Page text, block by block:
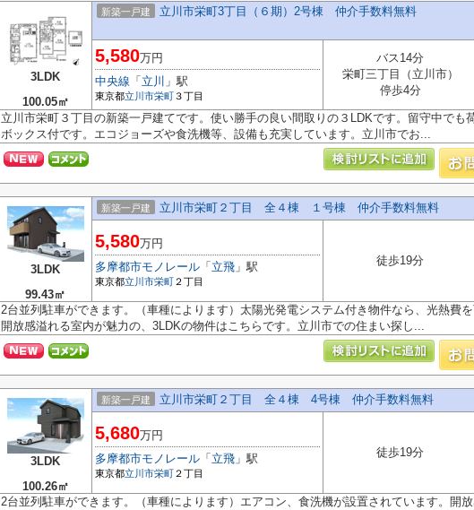
3LDK
100.05㎡
新築一戸建 立川市栄町3丁目（６期）2号棟 仲介手数料無料
5,580万円
中央線 「 立川 」駅
東京都立川市栄町 ３丁目
バス14分
栄町三丁目（立川市）
停歩4分
立川市栄町３丁目の新築一戸建てです。使い勝手の良い間取りの３LDKです。留守中でも
ボックス付です。エコジョーズや食洗機等、設備も充実しています。立川市でお...
3LDK
99.43㎡
新築一戸建 立川市栄町２丁目 全４棟 １号棟 仲介手数料無料
5,580万円
多摩都市モノレール 「 立飛 」駅
東京都立川市栄町 ２丁目
徒歩19分
2台並列駐車ができます。（車種によります）太陽光発電システム付き物件なら、光熱費を
開放感溢れる室内が魅力の、3LDKの物件はこちらです。立川市での住まい探し...
3LDK
100.26㎡
新築一戸建 立川市栄町２丁目 全４棟 4号棟 仲介手数料無料
5,680万円
多摩都市モノレール 「 立飛 」駅
東京都立川市栄町 ２丁目
徒歩19分
2台並列駐車ができます。（車種によります）エアコン、食洗機が設置されています。開